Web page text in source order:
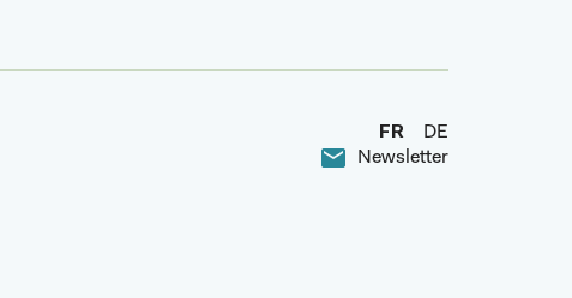
FR
DE
Newsletter